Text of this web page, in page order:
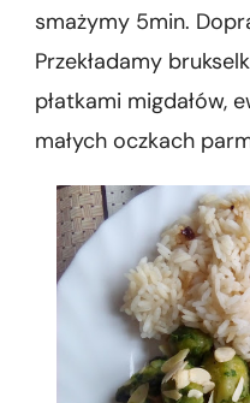
smażymy 5min.
Przekładamy
płatkami migdałów,
małych oczkach